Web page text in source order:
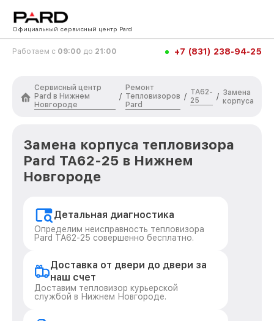
Официальный сервисный центр Pard
Работаем с 09:00 до 21:00 +7 (831) 238-94-25
Сервисный центр
Pard в Нижнем
Новгороде
/
Ремонт
Тепловизоров
Pard
/
TA62-
25
/ Замена
корпуса
Замена корпуса тепловизора
Pard TA62-25 в Нижнем
Новгороде
Детальная диагностика
Определим неисправность тепловизора
Pard TA62-25 совершенно бесплатно.
Доставка от двери до двери за
наш счет
Доставим тепловизор курьерской
службой в Нижнем Новгороде.